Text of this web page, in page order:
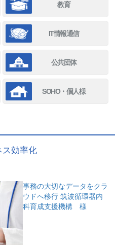
教育
IT情報通信
公共団体
SOHO・個人様
ス効率化
事務の大切なデータをクラ
ウドへ移行筑波循環器内
科育成支援機構 様